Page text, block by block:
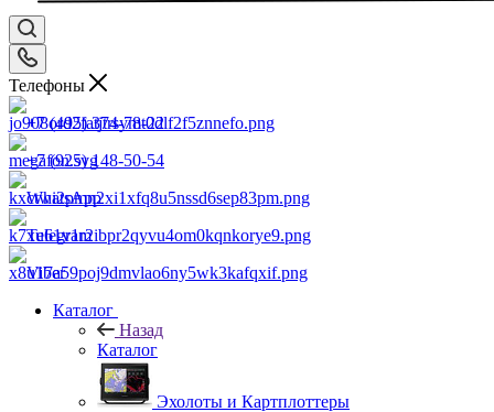
Телефоны
+7 (495) 374-78-22
+7 (925) 148-50-54
WhatsApp
Telegram
Viber
Каталог
Назад
Каталог
Эхолоты и Картплоттеры